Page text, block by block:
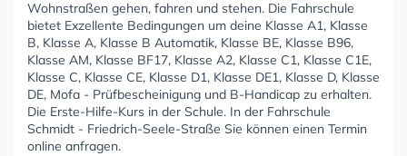
Wohnstraßen gehen, fahren und stehen. Die Fahrschule
bietet Exzellente Bedingungen um deine Klasse A1, Klasse
B, Klasse A, Klasse B Automatik, Klasse BE, Klasse B96,
Klasse AM, Klasse BF17, Klasse A2, Klasse C1, Klasse C1E,
Klasse C, Klasse CE, Klasse D1, Klasse DE1, Klasse D, Klasse
DE, Mofa - Prüfbescheinigung und B-Handicap zu erhalten.
Die Erste-Hilfe-Kurs in der Schule. In der Fahrschule
Schmidt - Friedrich-Seele-Straße Sie können einen Termin
online anfragen.